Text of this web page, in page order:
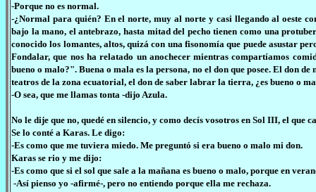
-Porque no es normal.
-¿Normal para quién? En el norte, muy al norte y casi llegando al oeste
bajo la mano, el antebrazo, hasta mitad del pecho tienen como una
conocido los lomantes, altos, quizá con una fisonomía que puede asustar
Fondalar, que nos ha relatado un anochecer mientras compartíamos
bueno o malo?". Buena o mala es la persona, no el don que posee. El don
teatros de la zona ecuatorial, el don de saber labrar la tierra, ¿es bueno o
-O sea, que me llamas tonta -dijo Azula.
No le dije que no, quedé en silencio, y como decís vosotros en Sol III, el que
Se lo conté a Karas. Le digo:
-Es como que me tuviera miedo. Me preguntó si era bueno o malo mi don.
Karas se rio y me dijo:
-Es como que si el sol que sale a la mañana es bueno o malo, porque en
-Así pienso yo -afirmé-, pero no entiendo porque ella me rechaza.